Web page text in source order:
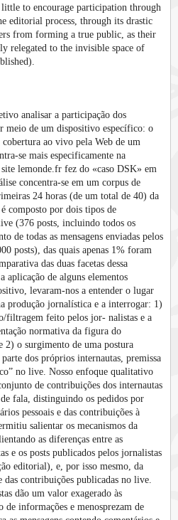
to encourage participation through
editorial process, through its drastic
from forming a true public, as their
relegated to the invisible space of
analisar a participação dos
meio de um dispositivo específico: o
ao vivo pela Web de um
se mais especificamente na
lemonde.fr fez do «caso DSK» em
concentra-se em um corpus de
24 horas (de um total de 40) da
composto por dois tipos de
(376 posts, incluindo todos os
de todas as mensagens enviadas pelos
posts), das quais apenas 1% foram
das duas facetas dessa
aplicação de alguns elementos
levaram-nos a entender o lugar
produção jornalística e a interrogar: 1)
filtragem feito pelos jor- nalistas e a
normativa da figura do
2) o surgimento de uma postura
dos próprios internautas, premissa
no live. Nosso enfoque qualitativo
de contribuições dos internautas
fala, distinguindo os pedidos por
pessoais e das contribuições à
salientar os mecanismos da
as diferenças entre as
e os posts publicados pelos jornalistas
editorial), e, por isso mesmo, da
das contribuições publicadas no live.
dão um valor exagerado às
de informações e menosprezam de